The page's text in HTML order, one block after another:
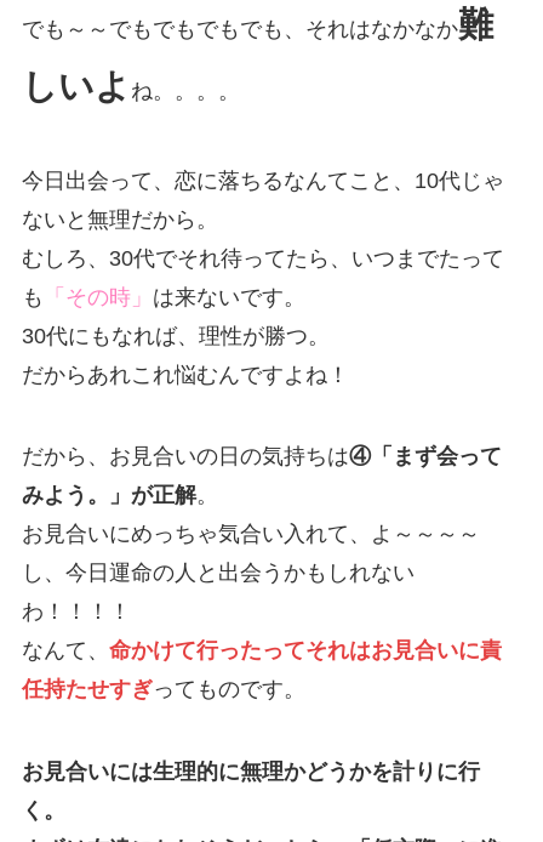
でも～～でもでもでもでも、それはなかなか難
しいよ ね。。。。
今日出会って、恋に落ちるなんてこと、10代じゃ
ないと無理だから。
むしろ、30代でそれ待ってたら、いつまでたって
も
「その時」 は来ないです。
30代にもなれば、理性が勝つ。
だからあれこれ悩むんですよね！
だから、お見合いの日の気持ちは④「まず会って
みよう。」が正解。
お見合いにめっちゃ気合い入れて、よ～～～～
し、今日運命の人と出会うかもしれない
わ！！！！
なんて、 命かけて行ったってそれはお見合いに責
任持たせすぎってものです。
お見合いには生理的に無理かどうかを計りに行
く。